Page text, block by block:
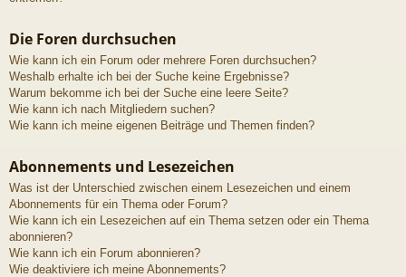
Die Foren durchsuchen
Wie kann ich ein Forum oder mehrere Foren durchsuchen?
Weshalb erhalte ich bei der Suche keine Ergebnisse?
Warum bekomme ich bei der Suche eine leere Seite?
Wie kann ich nach Mitgliedern suchen?
Wie kann ich meine eigenen Beiträge und Themen finden?
Abonnements und Lesezeichen
Was ist der Unterschied zwischen einem Lesezeichen und einem
Abonnements für ein Thema oder Forum?
Wie kann ich ein Lesezeichen auf ein Thema setzen oder ein Thema
abonnieren?
Wie kann ich ein Forum abonnieren?
Wie deaktiviere ich meine Abonnements?